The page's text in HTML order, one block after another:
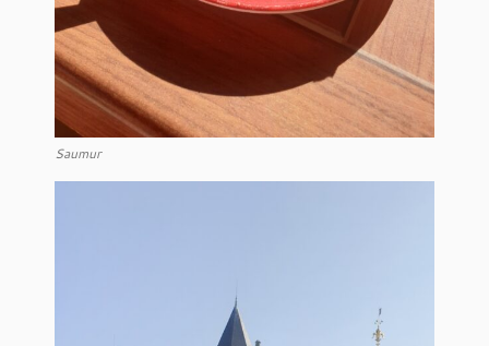
Saumur